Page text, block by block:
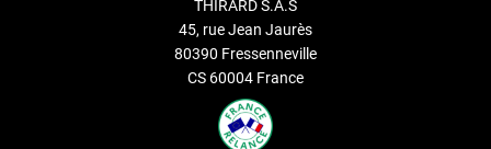
électriques permettant l’ouverture automatique des portes.
Le degré de sûreté pour les serrures varie suivant la
sophistication de leur mécanisme de fonctionnement et selon
la fonction souhaitée. Pour une sécurité optimale, Thirard
propose des modèles de serrures certifiées A2P. En fonction
THIRARD S.A.S
45, rue Jean Jaurès
80390 Fressenneville
CS 60004 France